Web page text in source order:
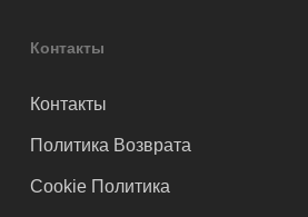
Контакты
Контакты
Политика Возврата
Cookie Политика